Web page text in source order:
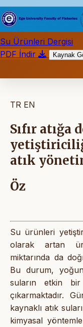
Su Ürünleri Dergisi
PDF İndir
Kaynak
TR EN
Sıfır atığa
atık
Öz
Su ürünleri
olarak artan
miktarında da
Bu durum,
suların etkin bir
çıkarmaktadır.
kaynaklı atık
kimyasal